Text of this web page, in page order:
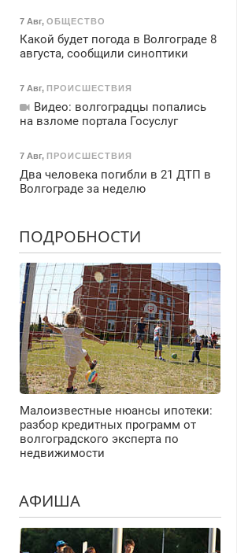
7 Авг, ОБЩЕСТВО
Какой будет погода в Волгограде 8
августа, сообщили синоптики
7 Авг, ПРОИСШЕСТВИЯ
Видео: волгоградцы попались
на взломе портала Госуслуг
7 Авг, ПРОИСШЕСТВИЯ
Два человека погибли в 21 ДТП в
Волгограде за неделю
ПОДРОБНОСТИ
Малоизвестные нюансы ипотеки:
разбор кредитных программ от
волгоградского эксперта по
недвижимости
АФИША